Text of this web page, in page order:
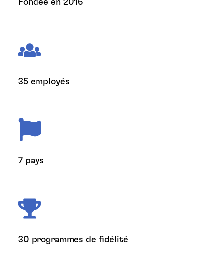
Fondée en 2016
35 employés
7 pays
30 programmes de fidélité